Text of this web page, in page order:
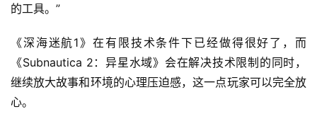
的工具。”
《深海迷航1》在有限技术条件下已经做得很好了，而
《Subnautica 2：异星水域》会在解决技术限制的同时，
继续放大故事和环境的心理压迫感，这一点玩家可以完全放
心。